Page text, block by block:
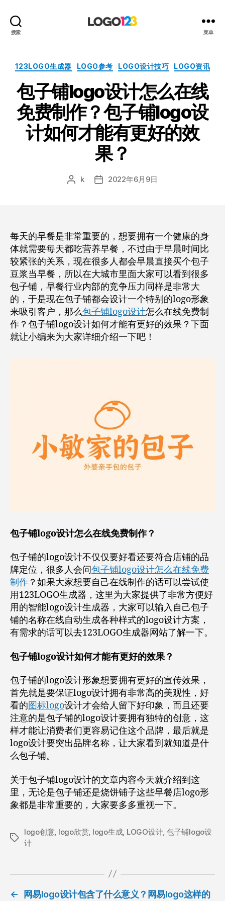
搜索
设
计
博
客
菜单
分
123LOGO生成器 LOGO参考 LOGO设计技巧 LOGO资讯
包子铺logo设计怎么在线
免费制作？包子铺logo设
计如何才能有更好的效
果？
文 k
发 2022年6月9日
每天的早餐是非常重要的，想要拥有一个健康的身
体就需要每天都吃营养早餐，不过由于早晨时间比
较紧张的关系，现在很多人都会早晨直接买个包子
豆浆当早餐，所以在大城市里面大家可以看到很多
包子铺，早餐行业内部的竞争压力同样是非常大
的，于是现在包子铺都会设计一个特别的logo形象
来吸引客户，那么包子铺logo设计怎么在线免费制
作？包子铺logo设计如何才能有更好的效果？下面
就让小编来为大家详细介绍一下吧！
包子铺logo设计怎么在线免费制作？
包子铺的logo设计不仅仅要好看还要符合店铺的品
牌定位，很多人会问包子铺logo设计怎么在线免费
制作 ？如果大家想要自己在线制作的话可以尝试使
用123LOGO生成器，这里为大家提供了非常方便好
用的智能logo设计生成器，大家可以输入自己包子
铺的名称在线自动生成各种样式的logo设计方案，
有需求的话可以去123LOGO生成器网站了解一下。
包子铺logo设计如何才能有更好的效果？
包子铺的logo设计形象想要拥有更好的宣传效果，
首先就是要保证logo设计拥有非常高的美观性，好
看的图标logo设计才会给人留下好印象，而且还要
注意的是包子铺的logo设计要拥有独特的创意，这
样才能让消费者们更容易记住这个品牌，最后就是
logo设计要突出品牌名称，让大家看到就知道是什
么包子铺。
关于包子铺logo设计的文章内容今天就介绍到这
里，无论是包子铺还是烧饼铺子这些早餐店logo形
象都是非常重要的，大家要多多重视一下。
标
logo创意 logo欣赏 logo生成, LOGO设计, 包子铺logo设
计
←
网易logo设计包含了什么意义？网易logo这样的